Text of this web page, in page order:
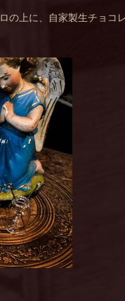
の上に、自家製生チョコ